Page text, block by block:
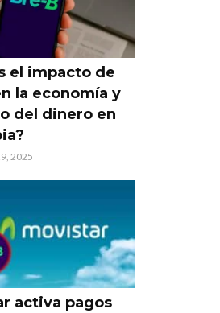
el impacto de
la economía y
del dinero en
2025
activa pagos